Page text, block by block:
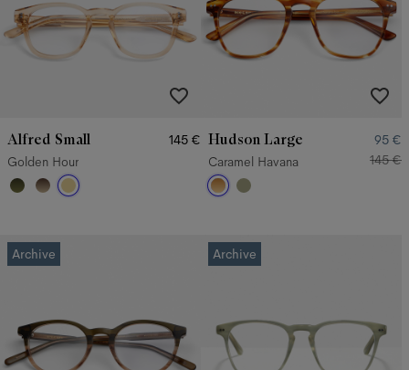
Alfred Small
145 €
Golden Hour
Hudson Large
95 €
Caramel Havana
145 €
Archive Archive